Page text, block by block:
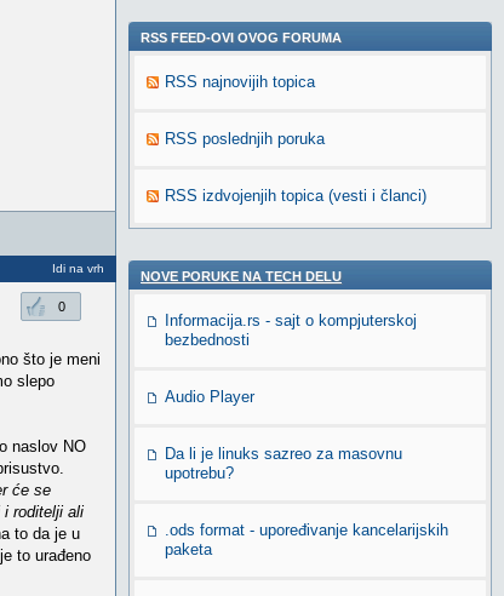
Idi na vrh
0
što je meni
slepo
naslov NO
će se
i roditelji ali
to da je u
to urađeno
RSS FEED-OVI OVOG FORUMA
RSS najnovijih topica
RSS poslednjih poruka
RSS izdvojenjih topica (vesti i članci)
NOVE PORUKE NA TECH DELU
Informacija.rs - sajt o kompjuterskoj
bezbednosti
Audio Player
Da li je linuks sazreo za masovnu
upotrebu?
.ods format - upoređivanje kancelarijskih
paketa